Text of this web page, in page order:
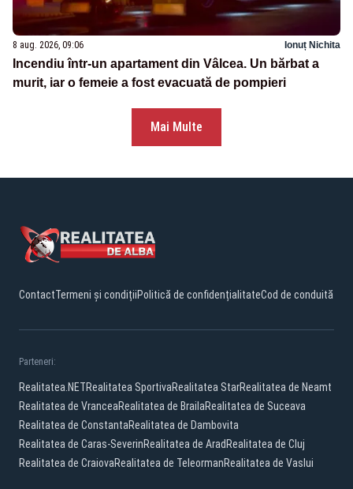
8 aug. 2026, 09:06 Ionuț Nichita
Incendiu într-un apartament din Vâlcea. Un bărbat a
murit, iar o femeie a fost evacuată de pompieri
Mai Multe
ContactTermeni și condițiiPolitică de confidențialitateCod de conduită
Parteneri:
Realitatea.NETRealitatea SportivaRealitatea StarRealitatea de Neamt
Realitatea de VranceaRealitatea de BrailaRealitatea de Suceava
Realitatea de ConstantaRealitatea de Dambovita
Realitatea de Caras-SeverinRealitatea de Arad Realitatea de Cluj
Realitatea de CraiovaRealitatea de TeleormanRealitatea de Vaslui